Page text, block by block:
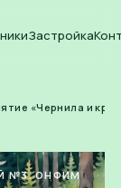
Застройка
«Чернила и
№3. ОНФИМ